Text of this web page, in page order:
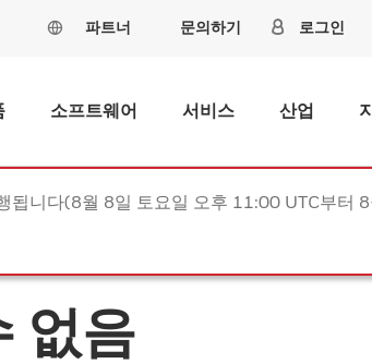
파트너 문의하기 로그인
소프트웨어 서비스 산업
니다(8월 8일 토요일 오후 11:00 UTC부터
없음